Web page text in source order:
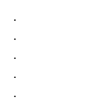
・
・
・
・
・